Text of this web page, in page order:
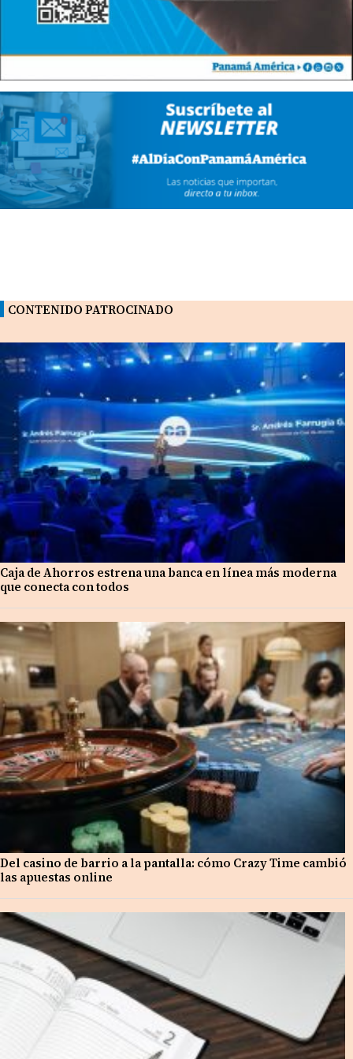
CONTENIDO PATROCINADO
Caja de Ahorros estrena una banca en línea más moderna
que conecta con todos
Del casino de barrio a la pantalla: cómo Crazy Time cambió
las apuestas online